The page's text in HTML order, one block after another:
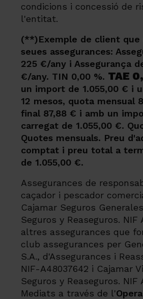
condicions i concessió de
l'entitat.
(**)Exemple de client que
seues assegurances:
225 €/any i Assegurança
€/any. TIN 0,00 %. TAE
un import de 1.055,00 € i
12 mesos, quota mensual
final 87,88 € i amb un
carregat de 1.055,00 €.
Quotes mensuals. Preu
comptat i preu total a
de 1.055,00 €.
Assegurances de
caçador i pescador
Cajamar Seguros
Seguros y Reaseguros. NIF
altres assegurances que
club assegurances per
S.A., d'Assegurances i
NIF-A48037642 i Cajamar
Seguros y Reaseguros. NIF
Mediats a través de l'